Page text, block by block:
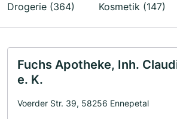
Drogerie (364) Kosmetik (147)
Fuchs Apotheke, Inh.
e. K.
Voerder Str. 39, 58256 Ennepetal